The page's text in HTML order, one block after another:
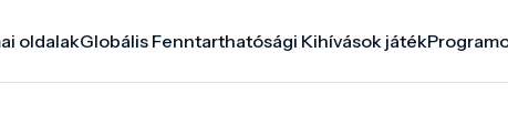
oldalakGlobális Fenntarthatósági Kihívások játék